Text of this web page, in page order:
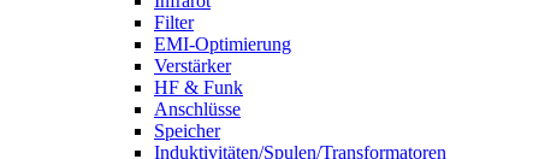
Filter
EMI-Optimierung
Verstärker
HF & Funk
Anschlüsse
Speicher
Induktivitäten/Spulen/Transformatoren